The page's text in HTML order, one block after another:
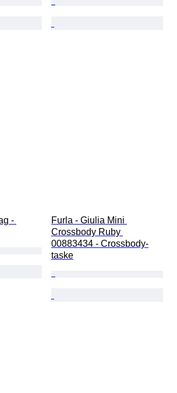
-
Furla - Giulia Mini
Crossbody Ruby
00883434 - Crossbody-
taske